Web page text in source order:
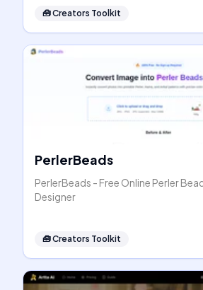
🧰Creators Toolkit
PerlerBeads
PerlerBeads - Free Online Perler
Designer
🧰Creators Toolkit